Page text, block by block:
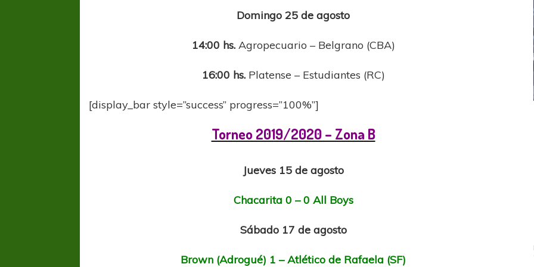
Domingo 25 de agosto
14:00 hs.Agropecuario – Belgrano (CBA)
16:00 hs.Platense – Estudiantes (RC)
[display_bar style=”success” progress=”100%”]
Torneo 2019/2020 – Zona B
Jueves 15 de agosto
Chacarita 0 – 0 All Boys
Sábado 17 de agosto
Brown (Adrogué) 1 – Atlético de Rafaela (SF)
Sur Defendido